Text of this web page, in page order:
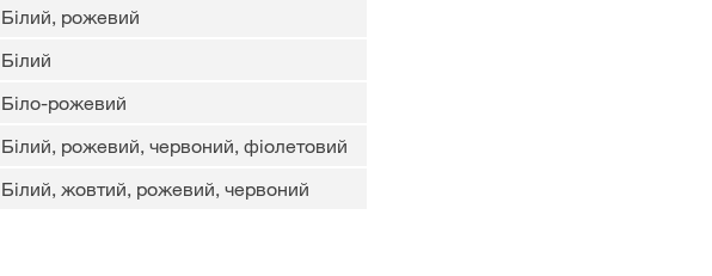
Білий, рожевий
Білий
Біло-рожевий
Білий, рожевий, червоний, фіолетовий
Білий, жовтий, рожевий, червоний